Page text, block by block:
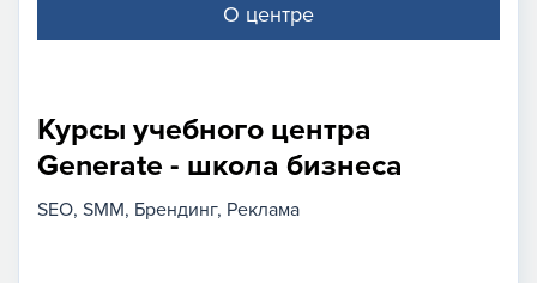
О центре
Курсы учебного центра
Generate - школа бизнеса
SEO SMM Брендинг Реклама